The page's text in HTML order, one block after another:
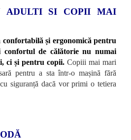
ADULTI SI COPII MAI
și ergonomică pentru
confortul de călătorie nu numai
ci și pentru copii. Copiii mai mari
pentru a sta într-o mașină fără
siguranță dacă vor primi o tetiera